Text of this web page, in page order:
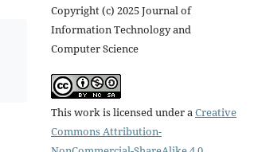
Copyright (c) 2025 Journal of
Information Technology and
Computer Science
This work is licensed under aCreative
Commons Attribution-